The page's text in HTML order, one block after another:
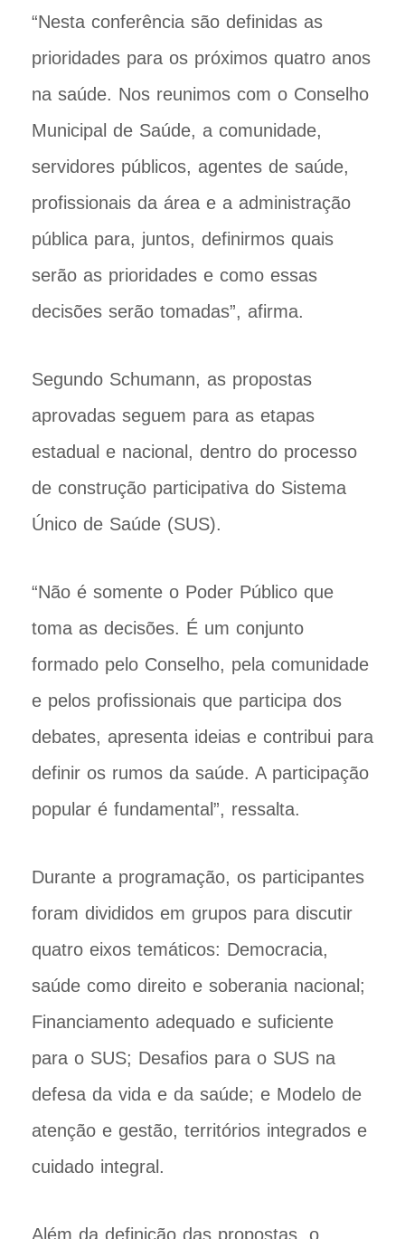
“Nesta conferência são definidas as
prioridades para os próximos quatro anos
na saúde. Nos reunimos com o Conselho
Municipal de Saúde, a comunidade,
servidores públicos, agentes de saúde,
profissionais da área e a administração
pública para, juntos, definirmos quais
serão as prioridades e como essas
decisões serão tomadas”, afirma.
Segundo Schumann, as propostas
aprovadas seguem para as etapas
estadual e nacional, dentro do processo
de construção participativa do Sistema
Único de Saúde (SUS).
“Não é somente o Poder Público que
toma as decisões. É um conjunto
formado pelo Conselho, pela comunidade
e pelos profissionais que participa dos
debates, apresenta ideias e contribui para
definir os rumos da saúde. A participação
popular é fundamental”, ressalta.
Durante a programação, os participantes
foram divididos em grupos para discutir
quatro eixos temáticos: Democracia,
saúde como direito e soberania nacional;
Financiamento adequado e suficiente
para o SUS; Desafios para o SUS na
defesa da vida e da saúde; e Modelo de
atenção e gestão, territórios integrados e
cuidado integral.
Além da definição das propostas, o